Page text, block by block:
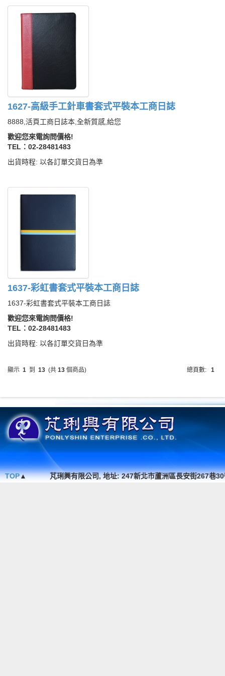
1627-高級手工針車書套式平裝本工商日誌
8888,活頁工商日誌本,全新質感,給您
歡迎您來電詢問價格!
TEL：02-28481483
出貨時程: 以各訂單交貨日為準
1637-彩虹書套式平裝本工商日誌
1637-彩虹書套式平裝本工商日誌
歡迎您來電詢問價格!
TEL：02-28481483
出貨時程: 以各訂單交貨日為準
顯示 1 到 13 (共 13 個商品) 總頁數: 1
TOP▲ 芃琍興有限公司, 地址: 247新北市蘆洲區長安街267